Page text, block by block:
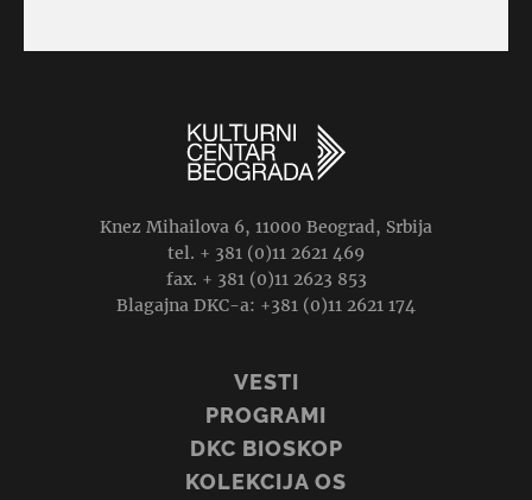
Knez Mihailova 6, 11000 Beograd, Srbija
tel. + 381 (0)11 2621 469
fax. + 381 (0)11 2623 853
Blagajna DKC-a: +381 (0)11 2621 174
VESTI
PROGRAMI
DKC BIOSKOP
KOLEKCIJA OS